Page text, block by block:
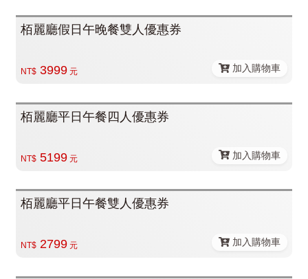
栢麗廳假日午晚餐雙人優惠券
NT$3999元 加入購物車
栢麗廳平日午餐四人優惠券
NT$5199元 加入購物車
栢麗廳平日午餐雙人優惠券
NT$2799元 加入購物車